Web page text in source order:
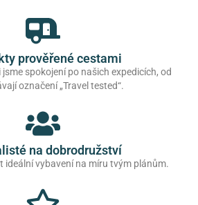
prověřené cestami
spokojení po našich expedicích, od
označení „Travel tested“.
na dobrodružství
ideální vybavení na míru tvým plánům.